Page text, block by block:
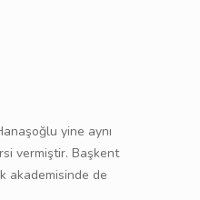
yine aynı
vermiştir. Başkent
akademisinde de